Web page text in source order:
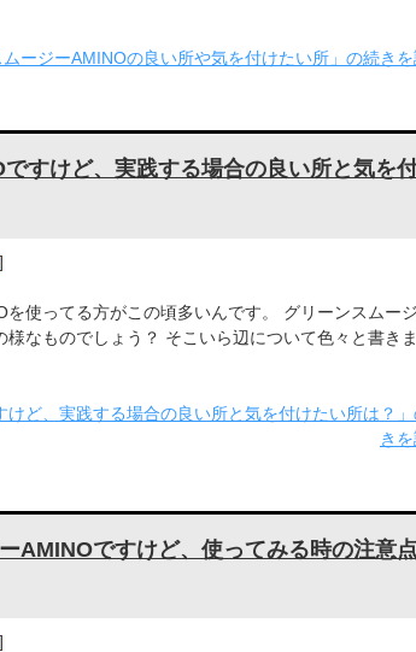
ムージーAMINOの良い所や気を付けたい所」の続き
すけど、実践する場合の良い所と気を
]
使ってる方がこの頃多いんです。 グリーンスムー
なものでしょう？ そこいら辺について色々と書きま
けど、実践する場合の良い所と気を付けたい所は？
き
AMINOですけど、使ってみる時の注意点
]